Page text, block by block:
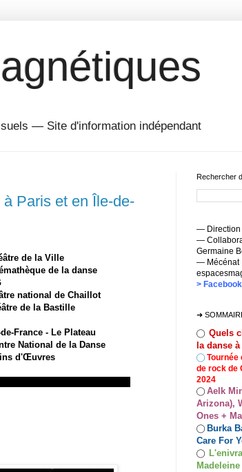
— Site d'information indépendant
Paris et en Île-de-
de la Ville
de la danse
national de Chaillot
de la Bastille
de-France - Le Plateau
National de la Danse
d'Œuvres
Rechercher
— Direction
—
Germaine
— Mécénat
> Facebook
➜
◯ Quels
la danse
◯ Tournée
de rock de
2024
◯ Aelk
Arizona),
Ones +
◯ Burka
Care For
◯